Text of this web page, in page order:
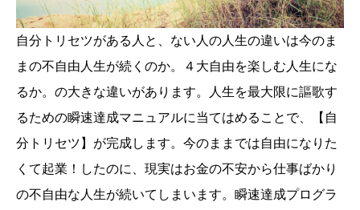
自分トリセツがある人と、ない人の人生の違いは今のま
まの不自由人生が続くのか。４大自由を楽しむ人生にな
るか。の大きな違いがあります。人生を最大限に謳歌す
るための瞬速達成マニュアルに当てはめることで、【自
分トリセツ】が完成します。今のままでは自由になりた
くて起業！したのに、現実はお金の不安から仕事ばかり
の不自由な人生が続いてしまいます。瞬速達成プログラ